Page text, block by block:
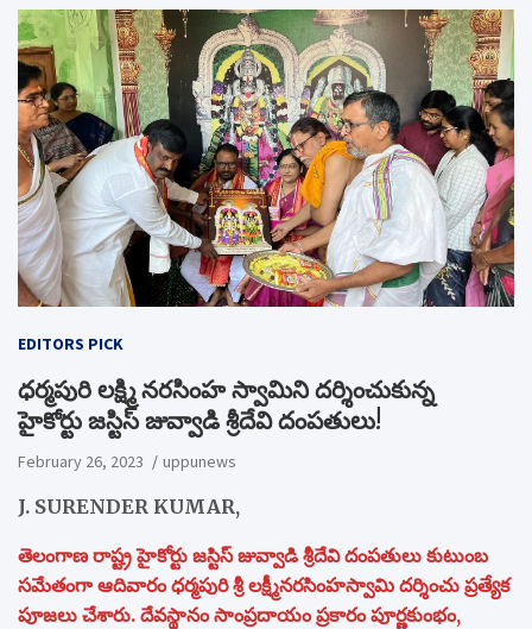
EDITORS PICK
ధర్మపురి లక్ష్మి నరసింహ స్వామిని దర్శించుకున్న
హైకోర్టు జస్టిస్ జువ్వాడి శ్రీదేవి దంపతులు!
February 26, 2023 uppunews
J. SURENDER KUMAR,
తెలంగాణ రాష్ట్ర హైకోర్టు జస్టిస్ జువ్వాడి శ్రీదేవి దంపతులు కుటుంబ
సమేతంగా ఆదివారం ధర్మపురి శ్రీ లక్ష్మీనరసింహస్వామి దర్శించు ప్రత్యేక
పూజలు చేశారు. దేవస్థానం సాంప్రదాయం ప్రకారం పూర్ణకుంభం,